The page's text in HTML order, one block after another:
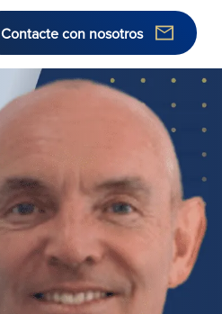
Contacte con nosotros